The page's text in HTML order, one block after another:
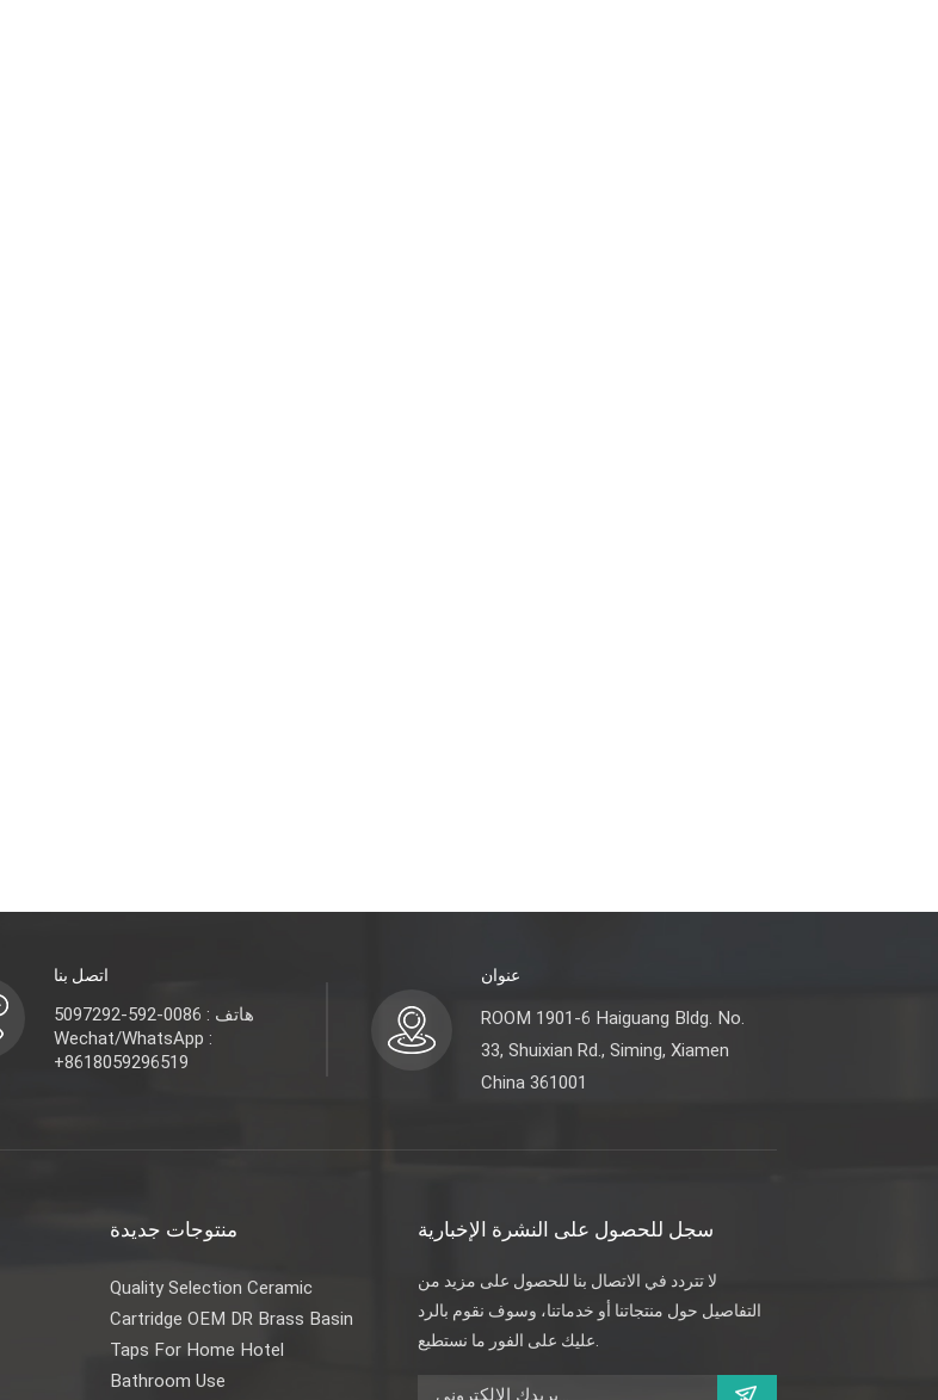
اتصل بنا
هاتف : 0086-592-5097292
Wechat/WhatsApp :
+8618059296519
عنوان
ROOM 1901-6 Haiguang Bldg. No.
33, Shuixian Rd., Siming, Xiamen
China 361001
منتوجات جديدة
Quality Selection Ceramic
Cartridge OEM DR Brass Basin
Taps For Home Hotel
Bathroom Use
سجل للحصول على النشرة الإخبارية
لا تتردد في الاتصال بنا للحصول على مزيد من
التفاصيل حول منتجاتنا أو خدماتنا، وسوف نقوم بالرد